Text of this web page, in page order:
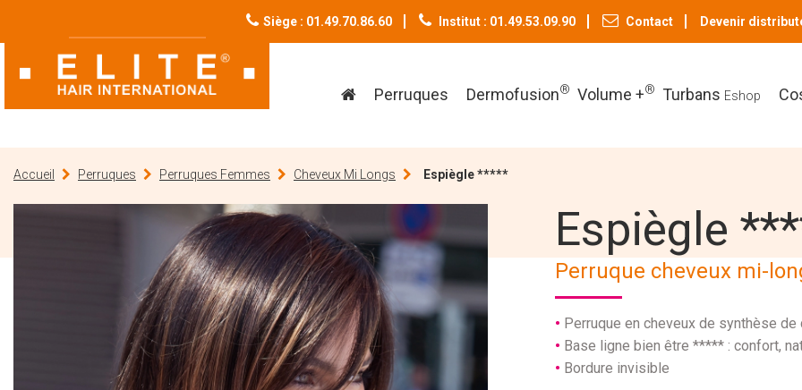
Siège : 01.49.70.86.60 Institut : 01.49.53.09.90 Contact Devenir
Perruques Dermofusion® Volume +® Turbans Eshop
Accueil Perruques Perruques Femmes Cheveux Mi Longs Espiègle *****
Espiègle
Perruque cheveux mi-
Perruque en cheveux de synthèse de
Base ligne bien être ***** : confort,
Bordure invisible